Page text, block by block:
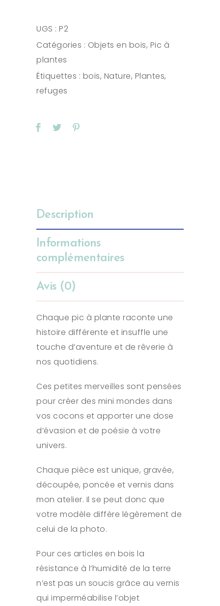
UGS :P2
Catégories : Objets en bois, Pic à
plantes
Étiquettes : bois, Nature, Plantes,
refuges
Description
Informations
complémentaires
Avis (0)
Chaque pic à plante raconte une
histoire différente et insuffle une
touche d’aventure et de rêverie à
nos quotidiens.
Ces petites merveilles sont pensées
pour créer des mini mondes dans
vos cocons et apporter une dose
d’évasion et de poésie à votre
univers.
Chaque pièce est unique, gravée,
découpée, poncée et vernis dans
mon atelier. Il se peut donc que
votre modèle diffère légèrement de
celui de la photo.
Pour ces articles en bois la
résistance à l’humidité de la terre
n’est pas un soucis grâce au vernis
qui imperméabilise l’objet